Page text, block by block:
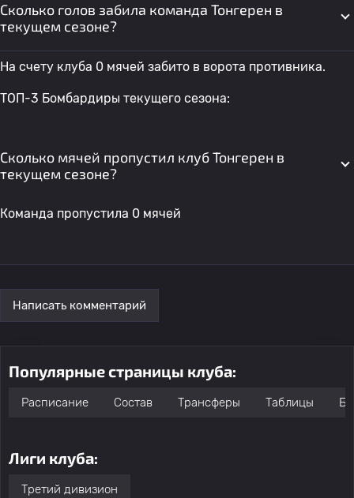
Сколько голов забила команда Тонгерен в
текущем сезоне?
На счету клуба 0 мячей забито в ворота противника.
ТОП-3 Бомбардиры текущего сезона:
Сколько мячей пропустил клуб Тонгерен в
текущем сезоне?
Команда пропустила 0 мячей
Написать комментарий
Популярные страницы клуба:
Расписание Состав Трансферы Таблицы
Лиги клуба:
Третий дивизион